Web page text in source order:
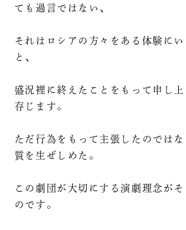
ても過言ではない、
それはロシアの方々をある体験にい
と、
盛況裡に終えたことをもって申し上
存じます。
ただ行為をもって主張したのでは
質を生ぜしめた。
この劇団が大切にする演劇理念が
のです。